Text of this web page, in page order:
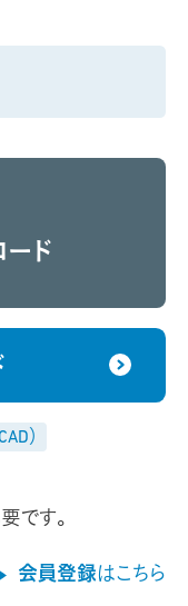
ード
）
です。
会員登録はこちら